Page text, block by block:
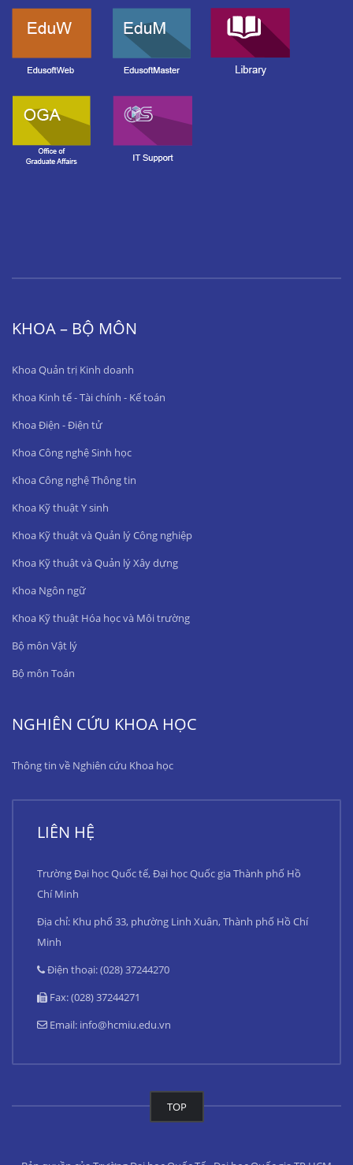
KHOA – BỘ MÔN
Khoa Quản trị Kinh doanh
Khoa Kinh tế - Tài chính - Kế toán
Khoa Điện - Điện tử
Khoa Công nghệ Sinh học
Khoa Công nghệ Thông tin
Khoa Kỹ thuật Y sinh
Khoa Kỹ thuật và Quản lý Công nghiệp
Khoa Kỹ thuật và Quản lý Xây dựng
Khoa Ngôn ngữ
Khoa Kỹ thuật Hóa học và Môi trường
Bộ môn Vật lý
Bộ môn Toán
NGHIÊN CỨU KHOA HỌC
Thông tin về Nghiên cứu Khoa học
LIÊN HỆ
Trường Đại học Quốc tế, Đại học Quốc gia Thành phố Hồ
Chí Minh
Địa chỉ: Khu phố 33, phường Linh Xuân, Thành phố Hồ Chí
Minh
Điện thoại: (028) 37244270
Fax: (028) 37244271
Email: info@hcmiu.edu.vn
TOP